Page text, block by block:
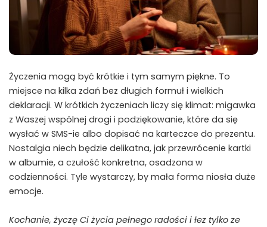
Życzenia mogą być krótkie i tym samym piękne. To
miejsce na kilka zdań bez długich formuł i wielkich
deklaracji. W krótkich życzeniach liczy się klimat: migawka
z Waszej wspólnej drogi i podziękowanie, które da się
wysłać w SMS-ie albo dopisać na karteczce do prezentu.
Nostalgia niech będzie delikatna, jak przewrócenie kartki
w albumie, a czułość konkretna, osadzona w
codzienności. Tyle wystarczy, by mała forma niosła duże
emocje.
Kochanie, życzę Ci życia pełnego radości i łez tylko ze